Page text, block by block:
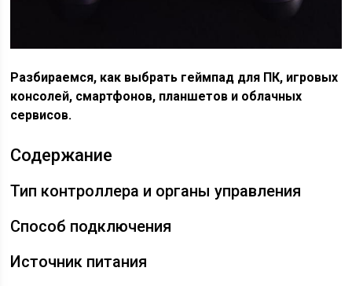
Разбираемся, как выбрать геймпад для ПК, игровых
консолей, смартфонов, планшетов и облачных
сервисов.
Содержание
Тип контроллера и органы управления
Способ подключения
Источник питания